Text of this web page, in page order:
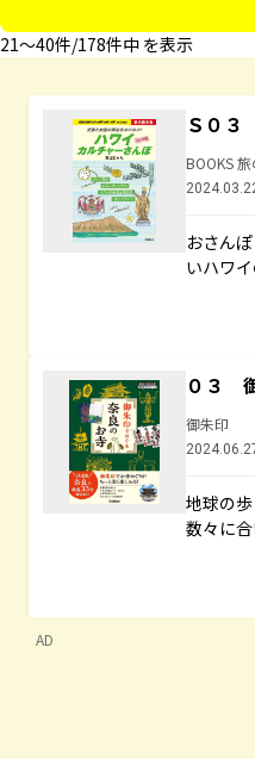
21〜40件/178件中 を表示
Ｓ０
BOOKS
おさん
いハワ
０３
御朱印
地球の
数々に
AD